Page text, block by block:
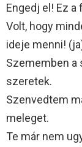
Engedj el! Ez
Volt, hogy
ideje menni!
Szememben a
szeretek.
Szenvedtem
meleget.
Te már nem